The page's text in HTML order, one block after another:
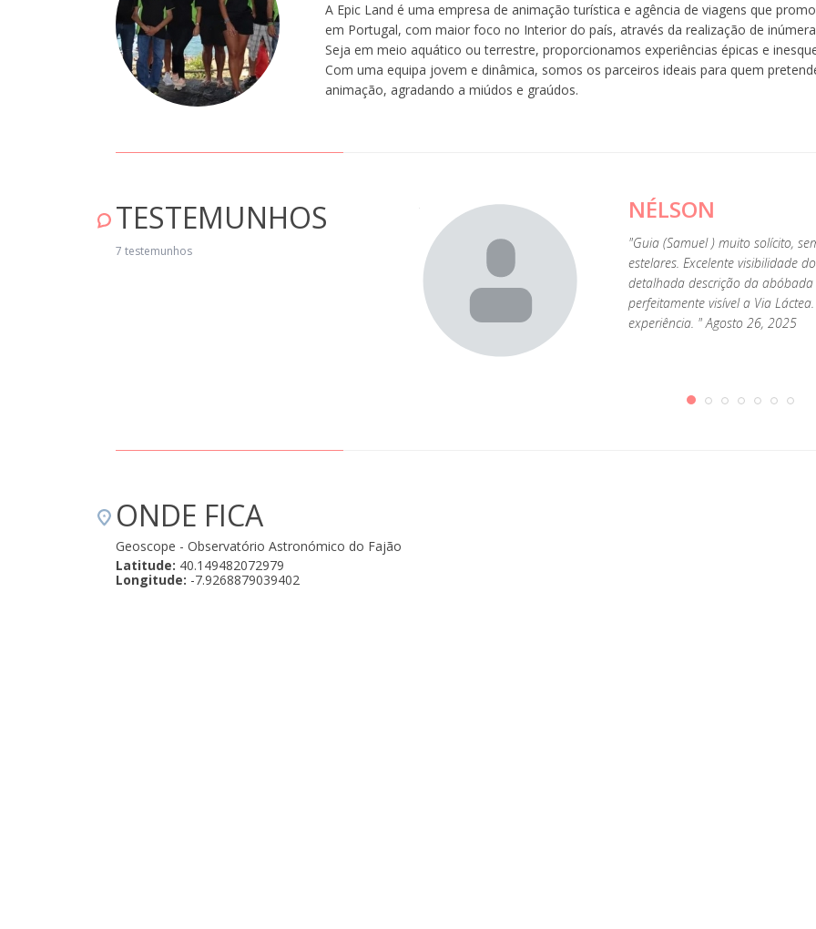
A Epic Land é uma empresa de animação turística e agência de viagens que
em Portugal, com maior foco no Interior do país, através da realização de
Seja em meio aquático ou terrestre, proporcionamos experiências épicas e
Com uma equipa jovem e dinâmica, somos os parceiros ideais para quem
animação, agradando a miúdos e graúdos.
TESTEMUNHOS
7 testemunhos
guiados na nossa viagem às estrelas pelo maravilhoso Manuel que foi
em transmitir a sabedoria e o amor pela sua profissão que tanto
a nossa experiência. Foi um prazer partilhar a troca de
de 5! " Agosto 28, 2024
NÉLSON
"Guia (Samuel ) muito solícito,
estelares. Excelente visibilidade
detalhada descrição da abóbada
perfeitamente visível a Via
experiência. " Agosto 26, 2025
ONDE FICA
Geoscope - Observatório Astronómico do Fajão
Latitude: 40.149482072979
Longitude: -7.9268879039402